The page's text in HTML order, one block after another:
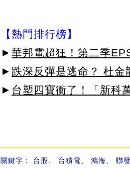
【熱門排行榜】
► 華邦電超狂！第二季
► 跌深反彈是逃命？ 杜金
► 台塑四寶衝了！「新科
關鍵字： 台股 台積電 鴻海 聯